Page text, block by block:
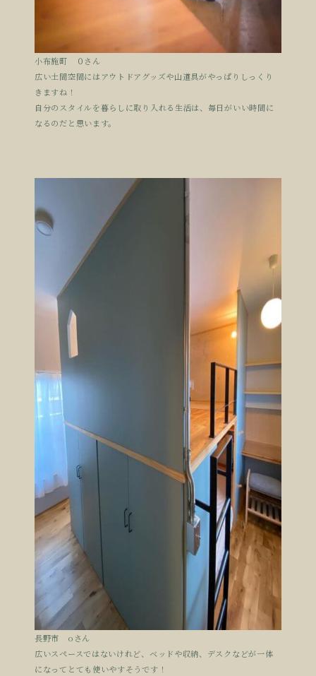
小布施町 ０さん
広い土間空間にはアウトドアグッズや山道具がやっぱりしっくり
きますね！
自分のスタイルを暮らしに取り入れる生活は、毎日がいい時間に
なるのだと思います。
長野市 oさん
広いスペースではないけれど、ベッドや収納、デスクなどが一体
になってとても使いやすそうです！